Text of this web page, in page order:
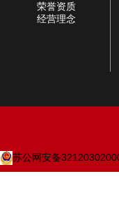
荣誉资质
经营理念
苏公网安备